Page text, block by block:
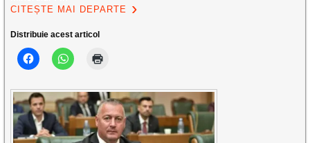
CITEȘTE MAI DEPARTE
Distribuie acest articol